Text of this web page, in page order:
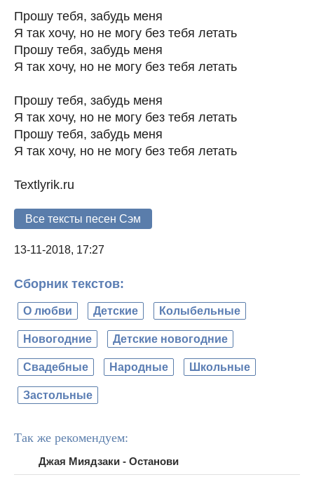
Прошу тебя, забудь меня
Я так хочу, но не могу без тебя летать
Прошу тебя, забудь меня
Я так хочу, но не могу без тебя летать
Прошу тебя, забудь меня
Я так хочу, но не могу без тебя летать
Прошу тебя, забудь меня
Я так хочу, но не могу без тебя летать
Textlyrik.ru
Все тексты песен Сэм
13-11-2018, 17:27
Сборник текстов:
О любви Детские Колыбельные
Новогодние Детские новогодние
Свадебные Народные Школьные
Застольные
Так же рекомендуем:
Джая Миядзаки - Останови